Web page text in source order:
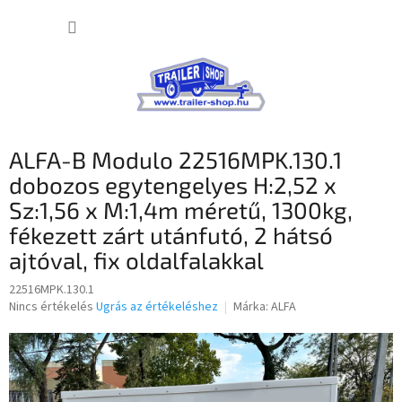
ALFA-B Modulo 22516MPK.130.1
dobozos egytengelyes H:2,52 x
Sz:1,56 x M:1,4m méretű, 1300kg,
fékezett zárt utánfutó, 2 hátsó
ajtóval, fix oldalfalakkal
22516MPK.130.1
A
átlagos
értékelése
5-
ből
Nincs értékelés Ugrás az értékeléshez Márka: ALFA